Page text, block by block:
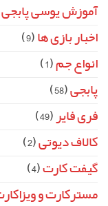
آموزش یوسی پابجی
اخبار بازی ها(9)
انواع جم(1)
پابجی(58)
فری فایر (49)
کالاف دیوتی(2)
گیفت کارت(4)
مسترکارت و